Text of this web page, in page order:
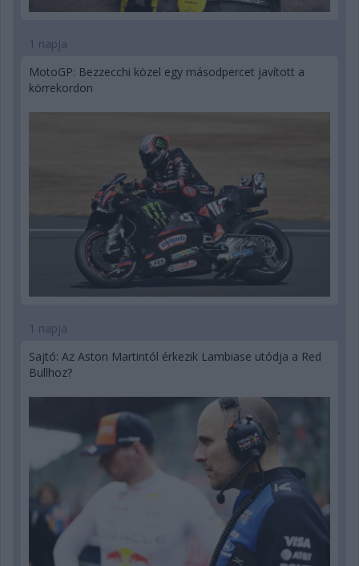
1 napja
MotoGP: Bezzecchi közel egy másodpercet javított a
körrekordon
1 napja
Sajtó: Az Aston Martintól érkezik Lambiase utódja a Red
Bullhoz?